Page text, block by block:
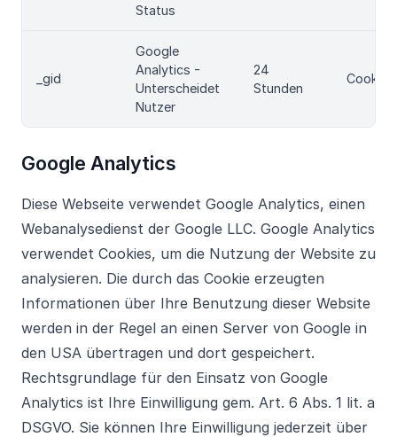
Status
_gid
Google
Analytics -
Unterscheidet
Nutzer
24
Stunden
Cookie
Google Analytics
Diese Webseite verwendet Google Analytics, einen
Webanalysedienst der Google LLC. Google Analytics
verwendet Cookies, um die Nutzung der Website zu
analysieren. Die durch das Cookie erzeugten
Informationen über Ihre Benutzung dieser Website
werden in der Regel an einen Server von Google in
den USA übertragen und dort gespeichert.
Rechtsgrundlage für den Einsatz von Google
Analytics ist Ihre Einwilligung gem. Art. 6 Abs. 1 lit. a
DSGVO. Sie können Ihre Einwilligung jederzeit über